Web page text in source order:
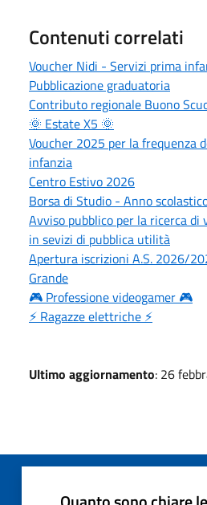
Contenuti correlati
Voucher Nidi - Servizi prima
Pubblicazione graduatoria
Contributo regionale Buono
🌞 Estate X5 🌞
Voucher 2025 per la frequenza
infanzia
Centro Estivo 2026
Borsa di Studio - Anno
Avviso pubblico per la ricerca
in sevizi di pubblica utilità
Apertura iscrizioni A.S. 2026/
Grande
🎮 Professione videogamer 🎮
⚡ Ragazze elettriche ⚡
Ultimo aggiornamento: 26